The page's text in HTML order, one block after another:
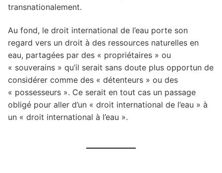
transnationalement.
Au fond, le droit international de l’eau porte son
regard vers un droit à des ressources naturelles en
eau, partagées par des « propriétaires » ou
« souverains » qu’il serait sans doute plus opportun de
considérer comme des « détenteurs » ou des
« possesseurs ». Ce serait en tout cas un passage
obligé pour aller d’un « droit international de l’eau » à
un « droit international à l’eau ».